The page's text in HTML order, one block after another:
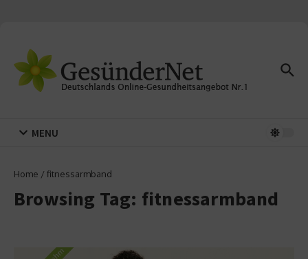
MENU
Home / fitnessarmband
Browsing Tag: fitnessarmband